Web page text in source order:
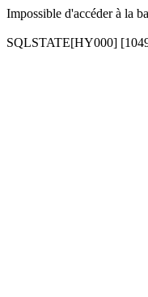
Impossible d'accéder à la
SQLSTATE[HY000]